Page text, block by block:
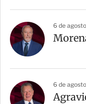
6 de
6 de